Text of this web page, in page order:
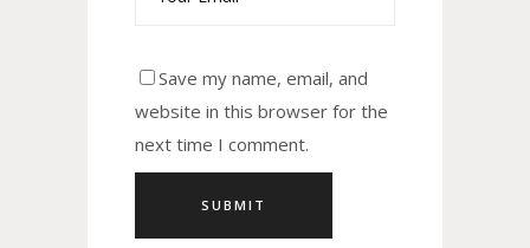
Save my name, email, and
website in this browser for the
next time I comment.